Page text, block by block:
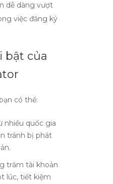
dễ dàng vượt
việc đăng ký
bật của
có thể:
nhiều quốc gia
tránh bị phát
trăm tài khoản
lúc, tiết kiệm